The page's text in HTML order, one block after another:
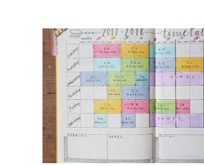
LIVING